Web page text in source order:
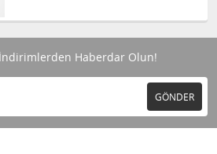
Haberdar Olun!
GÖNDER